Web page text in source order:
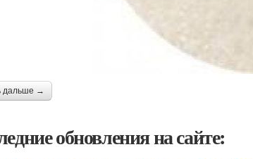
дальше →
обновления на сайте: